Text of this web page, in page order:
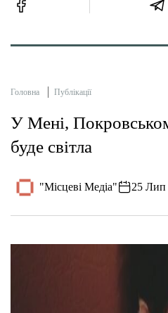
Головна Публікації
У Мені,
буде світла
"Місцеві Медіа" 25 Лип